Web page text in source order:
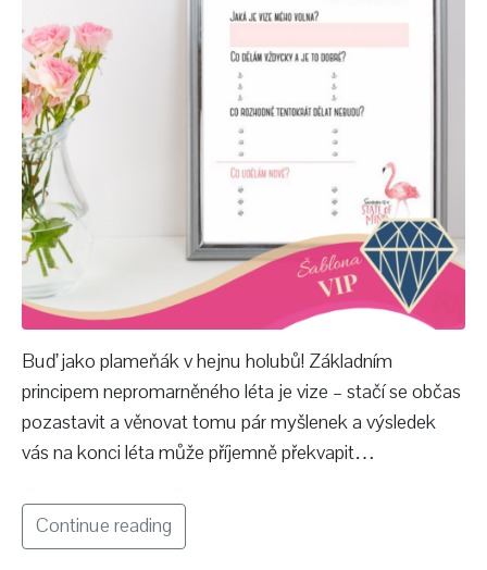
Buď jako plameňák v hejnu holubů! Základním
principem nepromarněného léta je vize – stačí se občas
pozastavit a věnovat tomu pár myšlenek a výsledek
vás na konci léta může příjemně překvapit…
Continue reading